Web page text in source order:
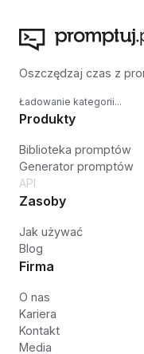
Oszczędzaj czas z
Ładowanie kategorii...
Produkty
Biblioteka promptów
Generator promptów
API
Zasoby
Jak używać
Blog
Firma
O nas
Kariera
Kontakt
Media